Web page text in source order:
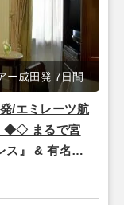
/エミレーツ航
◆◇ まるで宮
ス』 & 有名デ
ー』宿泊
ー成田発 7日間